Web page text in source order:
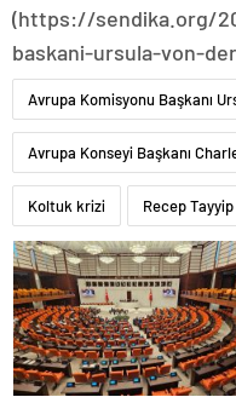
(https://sendika.org/
baskani-ursula-von-
Avrupa Komisyonu Başkanı
Avrupa Konseyi Başkanı
Koltuk krizi Recep